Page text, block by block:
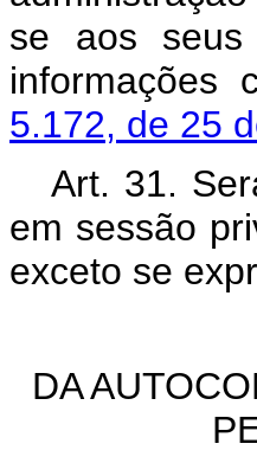
se aos seus
informações
5.172, de 25
Art. 31.
em sessão
exceto se
DA